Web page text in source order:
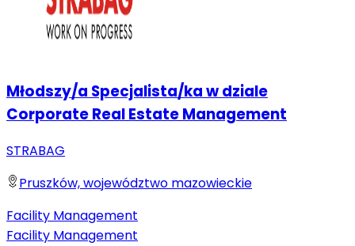
Młodszy/a Specjalista/ka w dziale
Corporate Real Estate Management
STRABAG
Pruszków, województwo mazowieckie
Facility Management
Facility Management